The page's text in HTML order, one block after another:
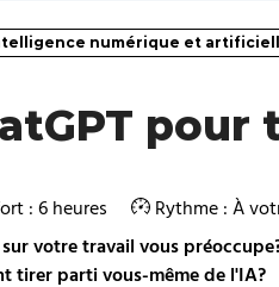
pour
Catégorie
numérique et
: 6 heures
Rythme : À
votre travail vous
tirer parti vous-même de l'IA?